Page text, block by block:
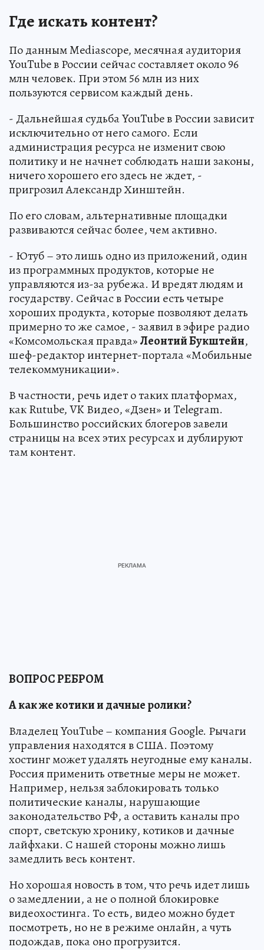
Где искать контент?
По данным Mediascope, месячная аудитория
YouTube в России сейчас составляет около 96
млн человек. При этом 56 млн из них
пользуются сервисом каждый день.
- Дальнейшая судьба YouTube в России зависит
исключительно от него самого. Если
администрация ресурса не изменит свою
политику и не начнет соблюдать наши законы,
ничего хорошего его здесь не ждет, -
пригрозил Александр Хинштейн.
По его словам, альтернативные площадки
развиваются сейчас более, чем активно.
- Ютуб – это лишь одно из приложений, один
из программных продуктов, которые не
управляются из-за рубежа. И вредят людям и
государству. Сейчас в России есть четыре
хороших продукта, которые позволяют делать
примерно то же самое, - заявил в эфире радио
«Комсомольская правда»Леонтий Букштейн,
шеф-редактор интернет-портала «Мобильные
телекоммуникации».
В частности, речь идет о таких платформах,
как Rutube, VK Видео, «Дзен» и Telegram.
Большинство российских блогеров завели
страницы на всех этих ресурсах и дублируют
там контент.
ВОПРОС РЕБРОМ
А как же котики и дачные ролики?
Владелец YouTube – компания Google. Рычаги
управления находятся в США. Поэтому
хостинг может удалять неугодные ему каналы.
Россия применить ответные меры не может.
Например, нельзя заблокировать только
политические каналы, нарушающие
законодательство РФ, а оставить каналы про
спорт, светскую хронику, котиков и дачные
лайфхаки. С нашей стороны можно лишь
замедлить весь контент.
Но хорошая новость в том, что речь идет лишь
о замедлении, а не о полной блокировке
видеохостинга. То есть, видео можно будет
посмотреть, но не в режиме онлайн, а чуть
подождав, пока оно прогрузится.